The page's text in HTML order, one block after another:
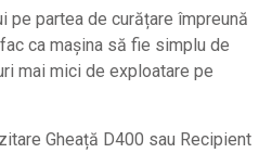
pe partea de curățare împreună
ca mașina să fie simplu de
mai mici de exploatare pe
Gheață D400 sau Recipient